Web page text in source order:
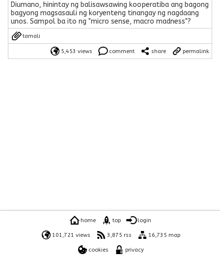
Diumano, hinintay ng balisawsawing kooperatiba ang bagong
bagyong magsasauli ng koryenteng tinangay ng nagdaang
unos. Sampol ba ito ng "micro sense, macro madness"?
tamali
5,453 views comment share permalink
home top login
101,721 views 3,875 rss 16,735 map
cookies privacy